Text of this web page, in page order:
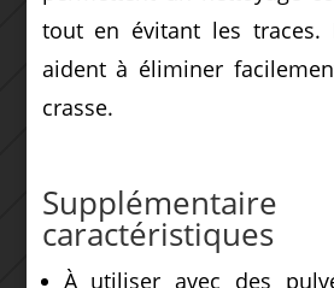
tout en évitant les traces.
aident à éliminer
crasse.
Supplémentaire
caractéristiques
À utiliser avec des